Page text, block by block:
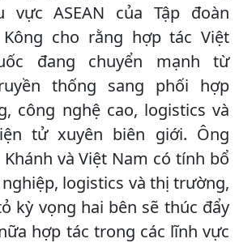
vực ASEAN của Tập đoàn
Kông cho rằng hợp tác Việt
đang chuyển mạnh từ
thống sang phối hợp
công nghệ cao, logistics và
tử xuyên biên giới. Ông
và Việt Nam có tính bổ
logistics và thị trường,
kỳ vọng hai bên sẽ thúc đẩy
hợp tác trong các lĩnh vực